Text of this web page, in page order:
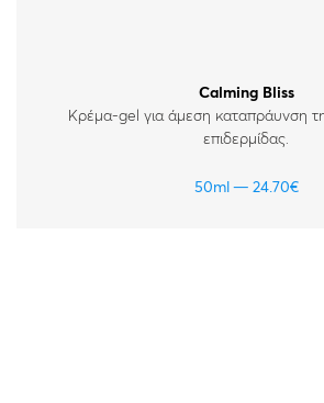
Calming Bliss
Κρέμα-gel για άμεση καταπράυνση
επιδερμίδας.
50ml 24.70€